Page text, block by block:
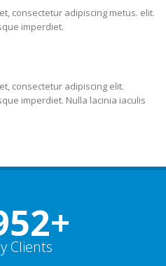
consectetur adipiscing metus. elit.
imperdiet.
consectetur adipiscing elit.
imperdiet. Nulla lacinia iaculis
+
Clients